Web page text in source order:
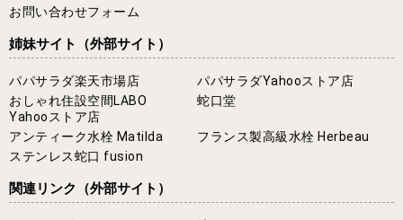
お問い合わせフォーム
姉妹サイト （外部サイト）
パパサラダ楽天市場店
パパサラダYahooストア店
おしゃれ住設空間LABO
Yahooストア店
蛇口堂
アンティーク水栓 Matilda
フランス製高級水栓 Herbeau
ステンレス蛇口 fusion
関連リンク （外部サイト）